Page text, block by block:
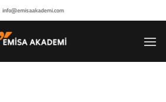
info@emisaakademi.com